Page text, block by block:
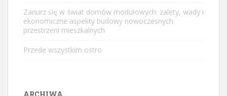
Zanurz się w świat domów modułowych: zalety, wady i
ekonomiczne aspekty budowy nowoczesnych
przestrzeni mieszkalnych
Przede wszystkim ostro